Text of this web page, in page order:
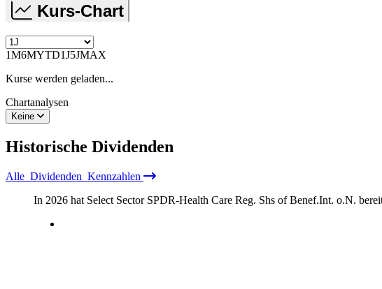
Kurs-Chart
1M6MYTD1J5JMAX
Kurse werden geladen...
Chartanalysen
Keine
Historische Dividenden
Alle Dividenden Kennzahlen
In 2026 hat Select Sector SPDR-Health Care Reg. Shs of Benef.Int. o.N.